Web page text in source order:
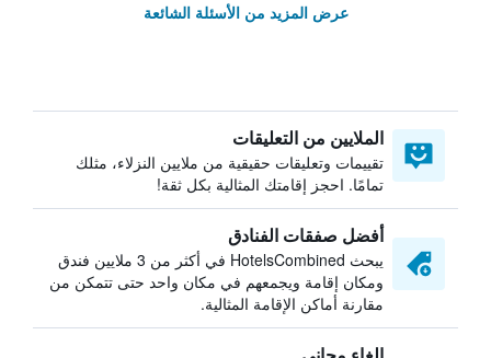
عرض المزيد من الأسئلة الشائعة
الملايين من التعليقات
تقييمات وتعليقات حقيقية من ملايين النزلاء، مثلك
تمامًا. احجز إقامتك المثالية بكل ثقة!
أفضل صفقات الفنادق
يبحث HotelsCombined في أكثر من 3 ملايين فندق
ومكان إقامة ويجمعهم في مكان واحد حتى تتمكن من
مقارنة أماكن الإقامة المثالية.